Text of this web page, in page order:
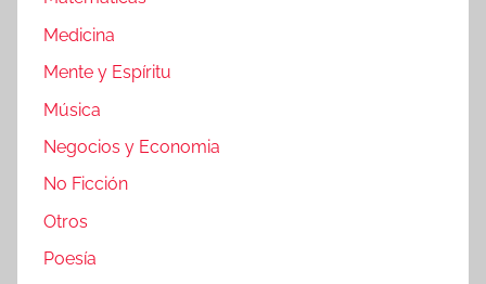
Medicina
Mente y Espíritu
Música
Negocios y Economia
No Ficción
Otros
Poesía